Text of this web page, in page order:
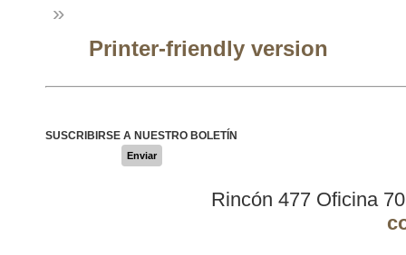
»
Printer-friendly version
SUSCRIBIRSE A NUESTRO BOLETÍN
Enviar
Rincón 477 Oficina